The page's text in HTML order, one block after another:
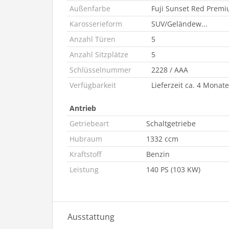
Außenfarbe
Fuji Sunset Red
Karosserieform
SUV/Geländew...
Anzahl Türen
5
Anzahl Sitzplätze
5
Schlüsselnummer
2228 / AAA
Verfügbarkeit
Lieferzeit ca. 4 Monate
Antrieb
Getriebeart
Schaltgetriebe
Hubraum
1332 ccm
Kraftstoff
Benzin
Leistung
140 PS (103 KW)
Ausstattung